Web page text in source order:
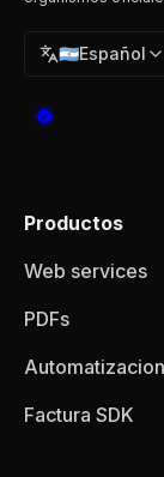
🇦🇷Español
Productos
Web services
PDFs
Factura SDK